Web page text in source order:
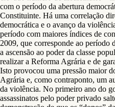
com o período da abertura
Constituinte. Há uma correlação
democrática e o avanço da
período com maiores índices de
2009, que corresponde ao período
a ascensão ao poder da classe
realizar a Reforma Agrária e de
Isto provocou uma pressão maior
Agrária e, como contraponto, um
da violência. No primeiro ano do
assassinatos pelo poder privado